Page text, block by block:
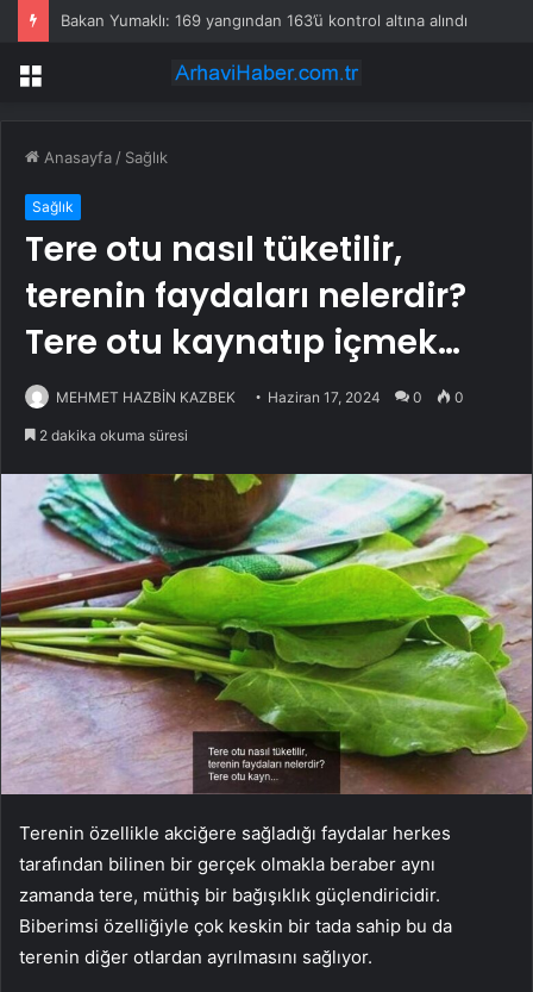
Bakan Yumaklı: 169 yangından 163’ü kontrol altına alındı
Menü
Anasayfa / Sağlık
Sağlık
Tere otu nasıl tüketilir,
terenin faydaları nelerdir?
Tere otu kaynatıp içmek…
MEHMET HAZBİN KAZBEK Haziran 17, 2024 0 0
2 dakika okuma süresi
Terenin özellikle akciğere sağladığı faydalar herkes
tarafından bilinen bir gerçek olmakla beraber aynı
zamanda tere, müthiş bir bağışıklık güçlendiricidir.
Biberimsi özelliğiyle çok keskin bir tada sahip bu da
terenin diğer otlardan ayrılmasını sağlıyor.